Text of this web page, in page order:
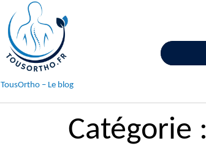
TousOrtho – Le blog
Catégorie :